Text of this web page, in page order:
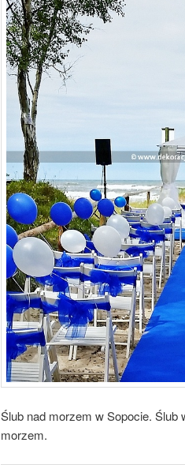
Ślub nad morzem w Sopocie. Ślub
morzem.